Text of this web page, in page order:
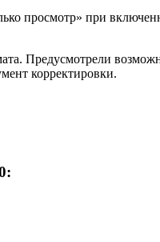
просмотр» при
Предусмотрели
корректировки.